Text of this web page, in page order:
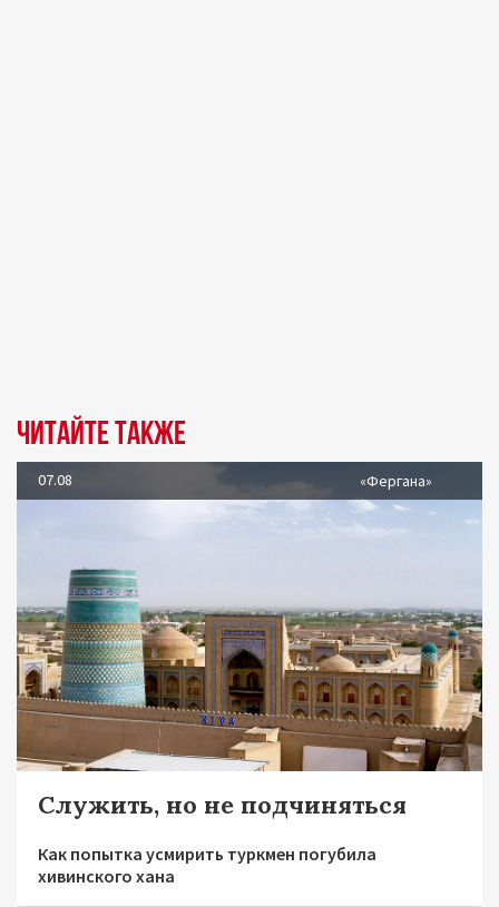
Читайте также
07.08 «Фергана»
Служить, но не подчиняться
Как попытка усмирить туркмен погубила
хивинского хана